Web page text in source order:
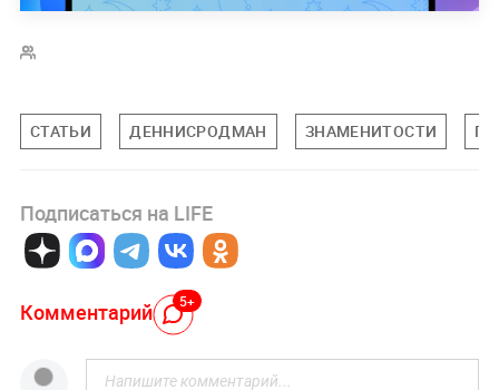
СТАТЬИ ДЕННИСРОДМАН ЗНАМЕНИТОСТИ
Подписаться на LIFE
Комментарий 5+